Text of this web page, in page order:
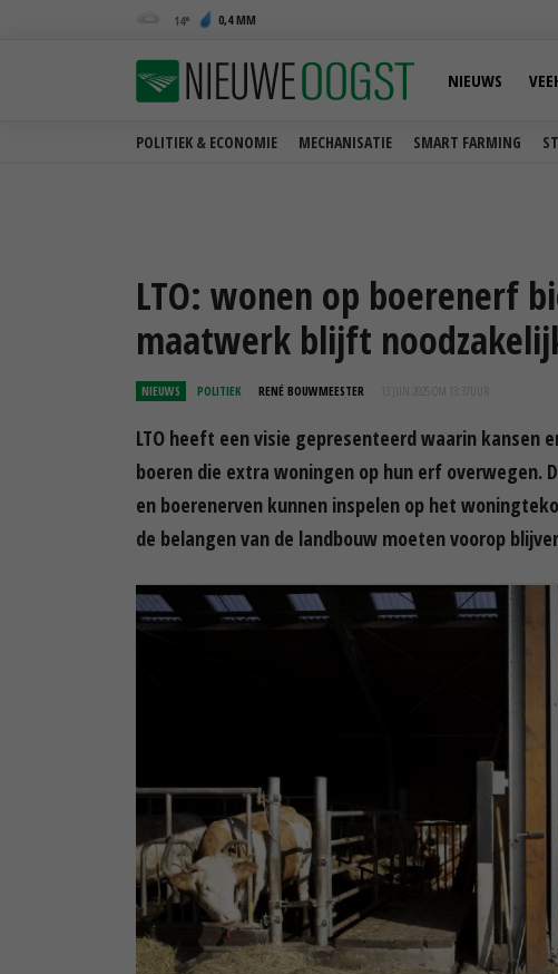
14 0,4 MM
POLITIEK & ECONOMIE MECHANISATIE SMART FARMING
NIEUWS
LTO: wonen op boerenerf
maatwerk blijft
NIEUWS POLITIEK RENÉ BOUWMEESTER 13 JUN 2025 OM 13:37
LTO heeft een visie gepresenteerd waarin kansen
boeren die extra woningen op hun erf
en boerenerven kunnen inspelen op het
de belangen van de landbouw moeten voorop